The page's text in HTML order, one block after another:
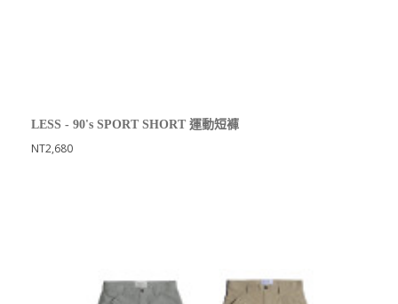
LESS - 90's SPORT SHORT 運動短褲
NT2,680